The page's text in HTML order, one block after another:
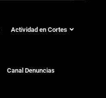
Actividad en Cortes
Canal Denuncias